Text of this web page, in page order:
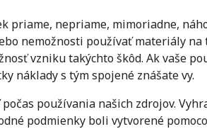
priame, nepriame, mimoriadne,
nemožnosti používať materiály
vzniku takýchto škôd. Ak vaše
náklady s tým spojené znášate vy.
používania našich zdrojov.
podmienky boli vytvorené